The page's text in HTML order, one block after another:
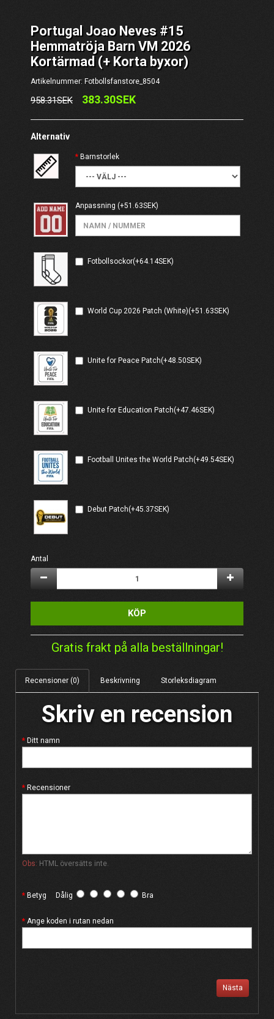
Portugal Joao Neves #15
Hemmatröja Barn VM 2026
Kortärmad (+ Korta byxor)
Artikelnummer: Fotbollsfanstore_8504
958.31SEK 383.30SEK
Alternativ
Barnstorlek
Anpassning (+51.63SEK)
Fotbollsockor(+64.14SEK)
World Cup 2026 Patch (White)(+51.63SEK)
Unite for Peace Patch(+48.50SEK)
Unite for Education Patch(+47.46SEK)
Football Unites the World Patch(+49.54SEK)
Debut Patch(+45.37SEK)
Antal
KÖP
Gratis frakt på alla beställningar!
Recensioner (0) Beskrivning Storleksdiagram
Skriv en recension
Ditt namn
Recensioner
Obs: HTML översätts inte.
Betyg Dålig Bra
Ange koden i rutan nedan
Nästa